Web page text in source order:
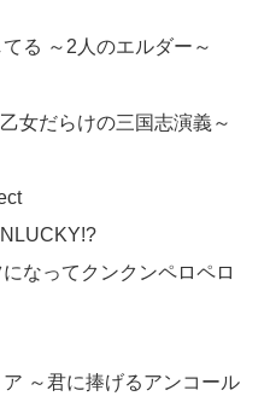
る ～2人のエルダー～
女だらけの三国志演義～
なってクンクンペロペロ
～君に捧げるアンコール